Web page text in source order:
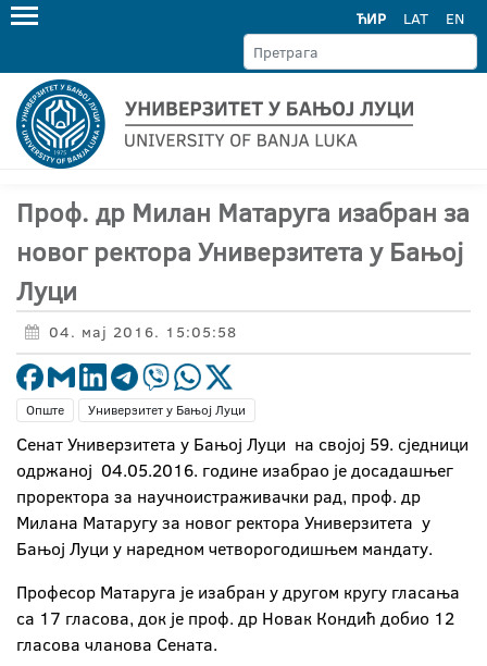
ЋИР LAT EN
Проф. др Милан Матаруга изабран за
новог ректора Универзитета у Бањој
Луци
04. мај 2016. 15:05:58
Опште Универзитет у Бањој Луци
Сенат Универзитета у Бањој Луци на својој 59. сједници
одржаној 04.05.2016. године изабрао је досадашњег
проректора за научноистраживачки рад, проф. др
Милана Матаругу за новог ректора Универзитета у
Бањој Луци у наредном четворогодишњем мандату.
Професор Матаруга је изабран у другом кругу гласања
са 17 гласова, док је проф. др Новак Кондић добио 12
гласова чланова Сената.